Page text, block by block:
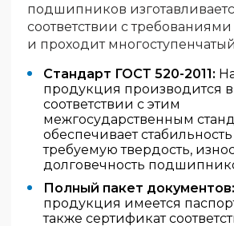
подшипников
соответствии с требованиями
и проходит
Стандарт ГОСТ 520-2011:
продукция производится
соответствии с этим
межгосударственным
обеспечивает
требуемую твердость,
долговечность
Полный пакет документов:
продукция имеется
также сертификат